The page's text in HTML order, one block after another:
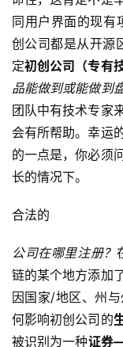
首
页
同用户界面的现有
创公司都是从开源
定初创公司（专有
品能做到或能做到
团队中有技术专家
会有所帮助。幸运
的一点是，你必须
长的情况下。
合法的
公司在哪里注册？
链的某个地方添加
因国家/地区、州
何影响初创公司的
被识别为一种证